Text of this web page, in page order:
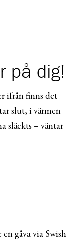
på dig!
ifrån finns det
slut, i värmen
släckts – väntar
gåva via Swish